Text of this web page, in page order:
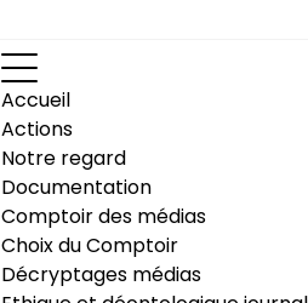
Accueil
Actions
Notre regard
Documentation
Comptoir des médias
Choix du Comptoir
Décryptages médias